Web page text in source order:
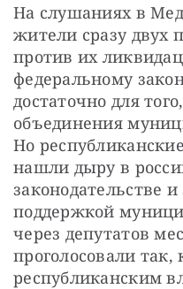
На слушаниях в
жители сразу двух
против их
федеральному
достаточно для
объединения
Но
нашли дыру в
законодательстве
поддержкой
через депутатов
проголосовали
республиканским